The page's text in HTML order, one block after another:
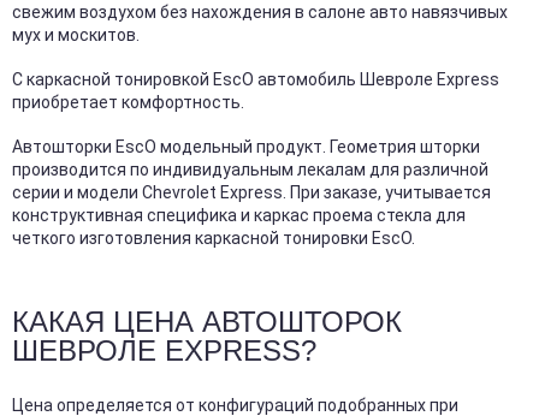
свежим воздухом без нахождения в салоне авто навязчивых
мух и москитов.
С каркасной тонировкой EscO автомобиль Шевроле Express
приобретает комфортность.
Автошторки EscO модельный продукт. Геометрия шторки
производится по индивидуальным лекалам для различной
серии и модели Chevrolet Express. При заказе, учитывается
конструктивная специфика и каркас проема стекла для
четкого изготовления каркасной тонировки EscO.
КАКАЯ ЦЕНА АВТОШТОРОК
ШЕВРОЛЕ EXPRESS?
Цена определяется от конфигураций подобранных при